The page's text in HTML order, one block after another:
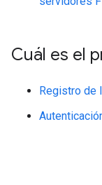
Cuál es el
Registro de